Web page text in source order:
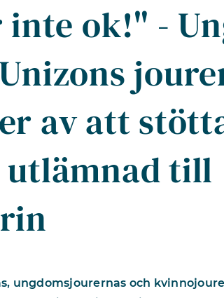
ok!" -
av att
till
ungdomsjourernas och